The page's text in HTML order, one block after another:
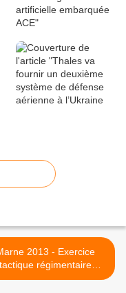
2013 - Exercice
tactique régimentaire
(GAMEX) du 3e RHC >